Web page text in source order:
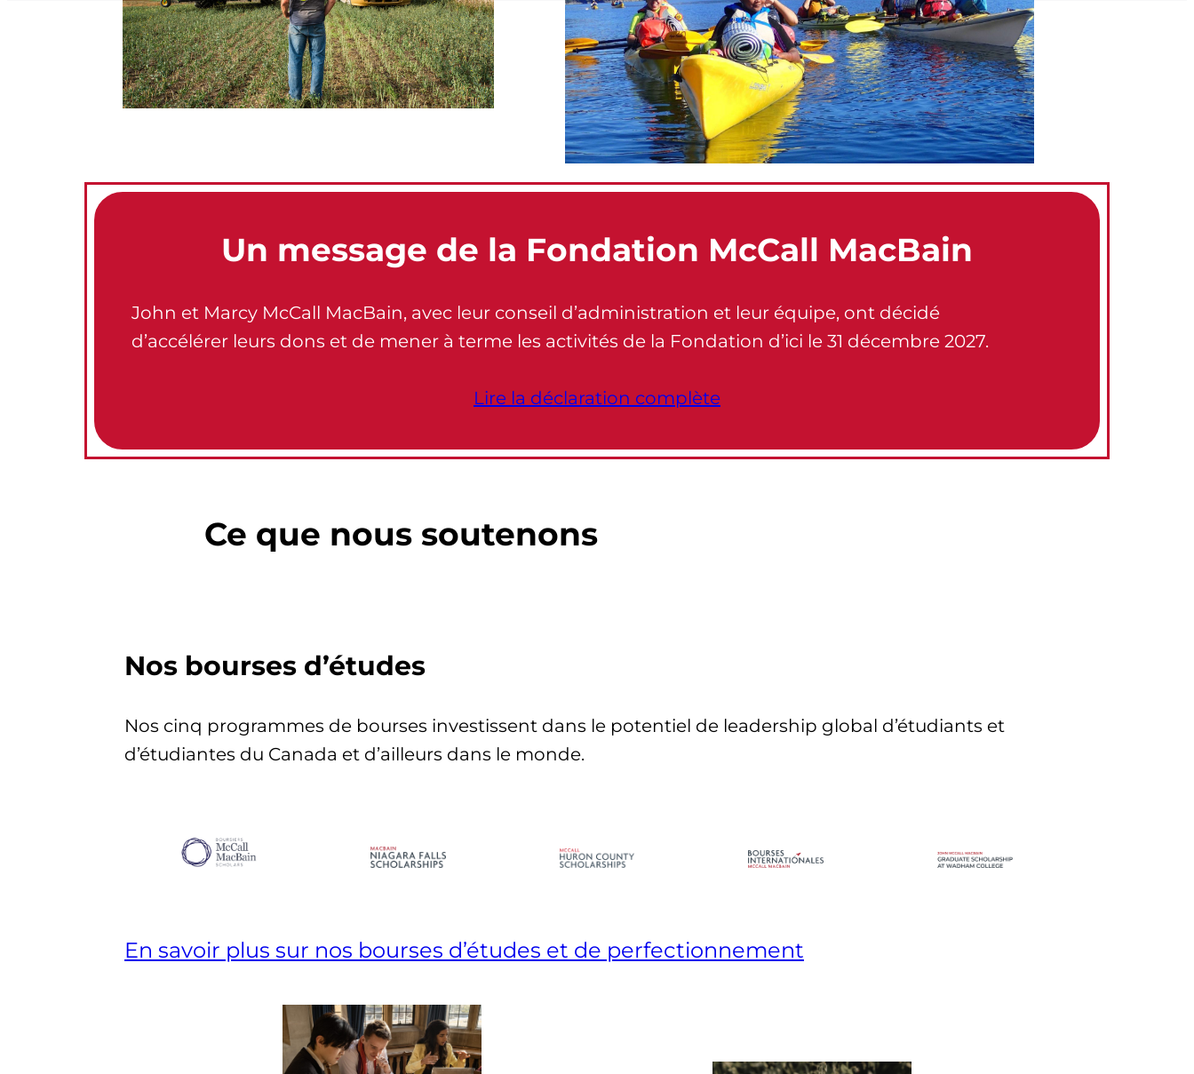
Un message de la Fondation McCall MacBain
John et Marcy McCall MacBain, avec leur conseil d’administration et leur équipe, ont décidé
d’accélérer leurs dons et de mener à terme les activités de la Fondation d’ici le 31 décembre 2027.
Lire la déclaration complète
Ce que nous soutenons
Nos bourses d’études
Nos cinq programmes de bourses investissent dans le potentiel de leadership global d’étudiants et
d’étudiantes du Canada et d’ailleurs dans le monde.
En savoir plus sur nos bourses d’études et de perfectionnement